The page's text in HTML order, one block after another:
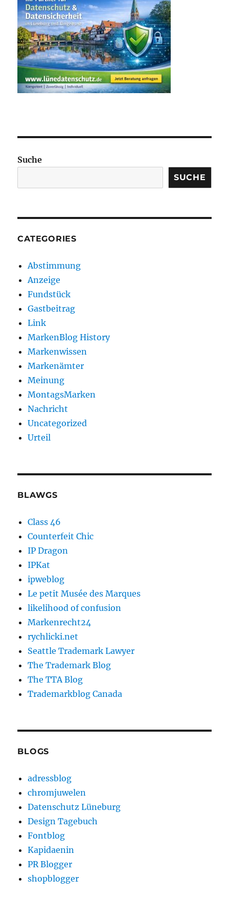
Suche
SUCHE
CATEGORIES
Abstimmung
Anzeige
Fundstück
Gastbeitrag
Link
MarkenBlog History
Markenwissen
Markenämter
Meinung
MontagsMarken
Nachricht
Uncategorized
Urteil
BLAWGS
Class 46
Counterfeit Chic
IP Dragon
IPKat
ipweblog
Le petit Musée des Marques
likelihood of confusion
Markenrecht24
rychlicki.net
Seattle Trademark Lawyer
The Trademark Blog
The TTA Blog
Trademarkblog Canada
BLOGS
adressblog
chromjuwelen
Datenschutz Lüneburg
Design Tagebuch
Fontblog
Kapidaenin
PR Blogger
shopblogger